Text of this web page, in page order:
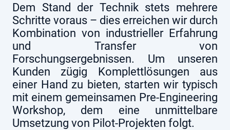
Dem Stand der Technik stets mehrere
Schritte voraus – dies erreichen wir durch
Kombination von industrieller Erfahrung
und Transfer von
Forschungsergebnissen. Um unseren
Kunden zügig Komplettlösungen aus
einer Hand zu bieten, starten wir typisch
mit einem gemeinsamen Pre-Engineering
Workshop, dem eine unmittelbare
Umsetzung von Pilot-Projekten folgt.